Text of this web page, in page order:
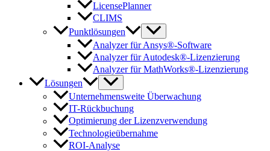
LicensePlanner
CLIMS
Punktlösungen
Analyzer für Ansys®-Software
Analyzer für Autodesk®-Lizenzierung
Analyzer für MathWorks®-Lizenzierung
Lösungen
Unternehmensweite Überwachung
IT-Rückbuchung
Optimierung der Lizenzverwendung
Technologieübernahme
ROI-Analyse